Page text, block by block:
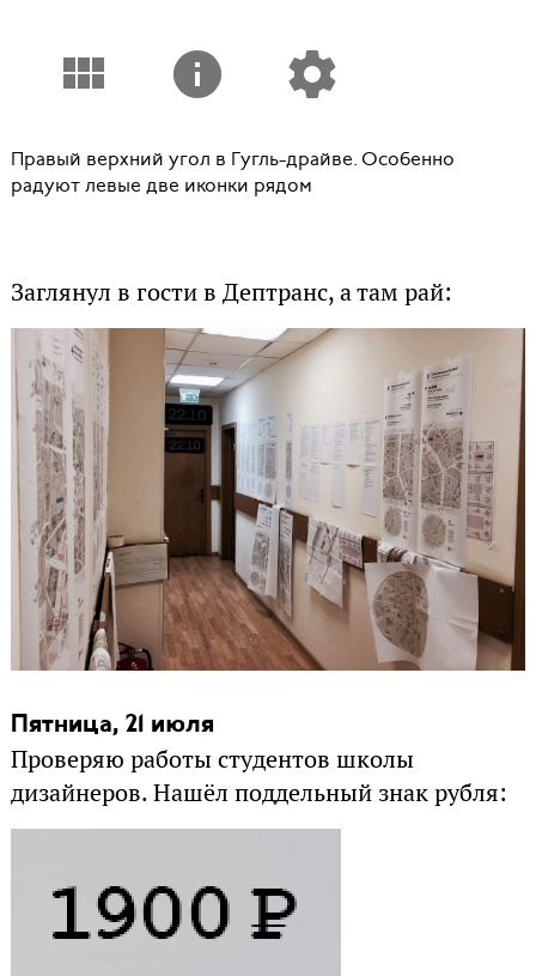
Правый верхний угол в Гугль-драйве. Особенно
радуют левые две иконки рядом
Заглянул в гости в Дептранс, а там рай:
Пятница, 21 июля
Проверяю работы студентов школы
дизайнеров. Нашёл поддельный знак рубля: